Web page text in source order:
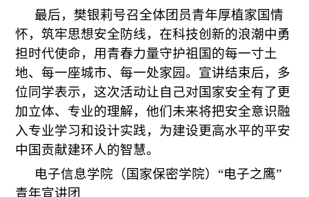
最后，樊银莉号召全体团员青年厚植家国情
怀，筑牢思想安全防线，在科技创新的浪潮中勇
担时代使命，用青春力量守护祖国的每一寸土
地、每一座城市、每一处家园。宣讲结束后，多
位同学表示，这次活动让自己对国家安全有了更
加立体、专业的理解，他们未来将把安全意识融
入专业学习和设计实践，为建设更高水平的平安
中国贡献建环人的智慧。
电子信息学院（国家保密学院）“电子之鹰”
青年宣讲团